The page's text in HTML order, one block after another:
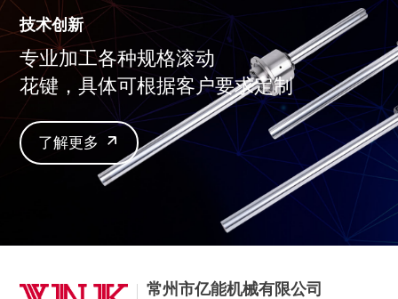
技术创新
专业加工各种规格滚动
花键，具体可根据客户要求定制
了解更多
常州市亿能机械有限公司